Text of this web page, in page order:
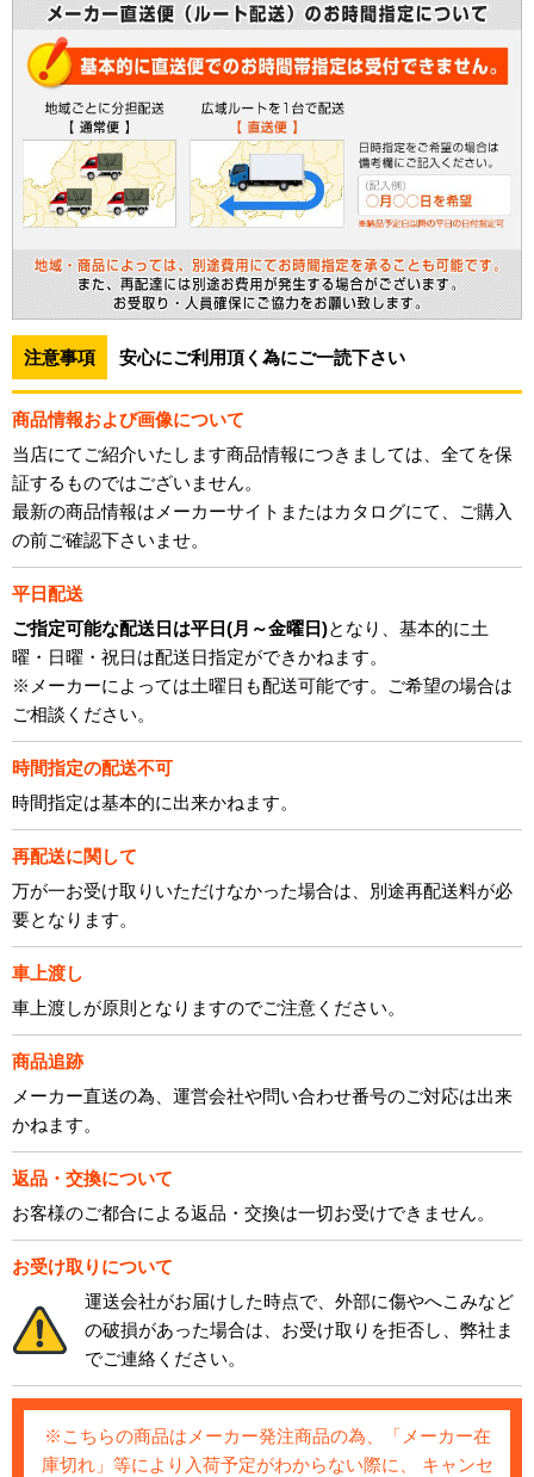
注意事項 安心にご利用頂く為にご一読下さい
商品情報および画像について
当店にてご紹介いたします商品情報につきましては、全てを保
証するものではございません。
最新の商品情報はメーカーサイトまたはカタログにて、ご購入
の前ご確認下さいませ。
平日配送
ご指定可能な配送日は平日(月～金曜日)となり、基本的に土
曜・日曜・祝日は配送日指定ができかねます。
※メーカーによっては土曜日も配送可能です。ご希望の場合は
ご相談ください。
時間指定の配送不可
時間指定は基本的に出来かねます。
再配送に関して
万が一お受け取りいただけなかった場合は、別途再配送料が必
要となります。
車上渡し
車上渡しが原則となりますのでご注意ください。
商品追跡
メーカー直送の為、運営会社や問い合わせ番号のご対応は出来
かねます。
返品・交換について
お客様のご都合による返品・交換は一切お受けできません。
お受け取りについて
運送会社がお届けした時点で、外部に傷やへこみなど
の破損があった場合は、お受け取りを拒否し、弊社ま
でご連絡ください。
※こちらの商品はメーカー発注商品の為、「メーカー在
庫切れ」等により入荷予定がわからない際に、 キャンセ